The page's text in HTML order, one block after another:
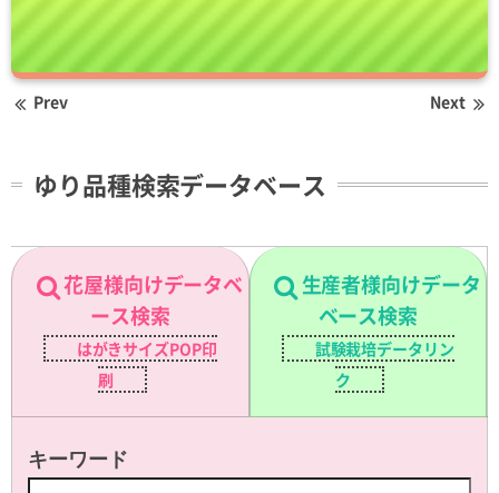
Prev Next
ゆり品種検索データベース
花屋様向けデータベ
ース検索
はがきサイズPOP印
刷
生産者様向けデータ
ベース検索
試験栽培データリン
ク
キーワード